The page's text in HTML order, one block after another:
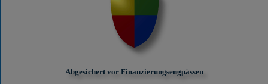
Abgesichert vor Finanzierungs­engpässen